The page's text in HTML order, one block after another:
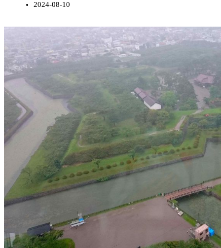
2024-08-10